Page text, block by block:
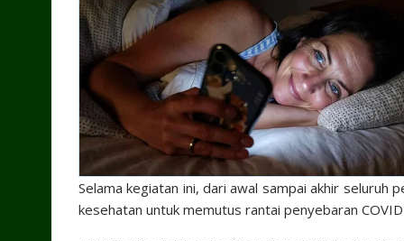
Selama kegiatan ini, dari awal sampai akhir seluruh
kesehatan untuk memutus rantai penyebaran